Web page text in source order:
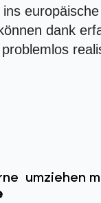
dank
umziehen